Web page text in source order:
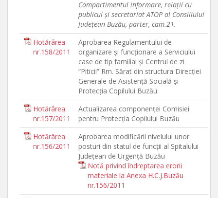
Compartimentul informare, relaţii cu
publicul şi secretariat ATOP al Consiliului
Judeţean Buzău, parter, cam.21.
Hotărârea
nr.158/2011
Aprobarea Regulamentului de
organizare şi funcţionare a Serviciului
case de tip familial şi Centrul de zi
“Piticii” Rm. Sărat din structura Direcţiei
Generale de Asistenţă Socială şi
Protecţia Copilului Buzău
Hotărârea
nr.157/2011
Actualizarea componenţei Comisiei
pentru Protecţia Copilului Buzău
Hotărârea
nr.156/2011
Aprobarea modificării nivelului unor
posturi din statul de funcţii al Spitalului
Judeţean de Urgenţă Buzău
Notă privind îndreptarea erorii
materiale la Anexa H.C.J.Buzău
nr.156/2011